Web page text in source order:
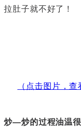
拉肚子就不好了！
（点击图片，
炒—炒的过程油温